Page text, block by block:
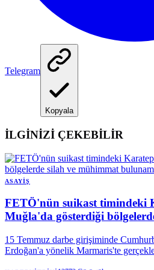
Telegram
Kopyala
İLGİNİZİ ÇEKEBİLİR
ASAYIŞ
FETÖ'nün suikast timindeki
Muğla'da gösterdiği
15 Temmuz darbe girişiminde
Erdoğan'a yönelik Marmaris'te